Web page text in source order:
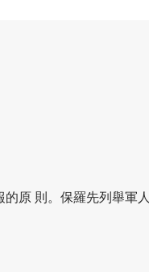
原 則。保羅先列舉